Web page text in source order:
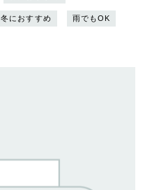
冬におすすめ 雨でもOK